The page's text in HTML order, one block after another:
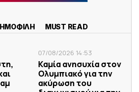
MUST READ
07/08/2026 14:53
Καμία ανησυχία στον
Ολυμπιακό για την
ακύρωση του